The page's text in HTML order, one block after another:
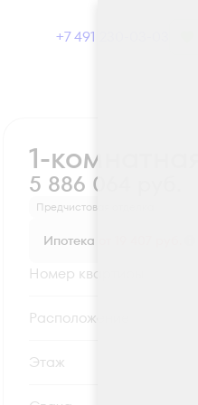
+7 491 230-03-03
1-
5 886 064 руб.
Предчистовая отделка
Ипотека
Номер квартиры
Секция
Этаж